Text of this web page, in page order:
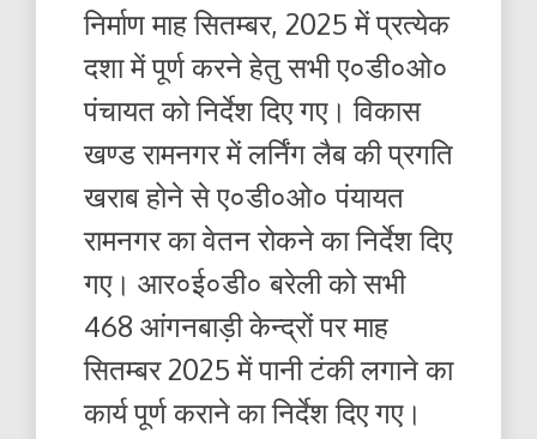
निर्माण माह सितम्बर, 2025 में प्रत्येक
दशा में पूर्ण करने हेतु सभी ए०डी०ओ०
पंचायत को निर्देश दिए गए। विकास
खण्ड रामनगर में लर्निंग लैब की प्रगति
खराब होने से ए०डी०ओ० पंयायत
रामनगर का वेतन रोकने का निर्देश दिए
गए। आर०ई०डी० बरेली को सभी
468 आंगनबाड़ी केन्द्रों पर माह
सितम्बर 2025 में पानी टंकी लगाने का
कार्य पूर्ण कराने का निर्देश दिए गए।